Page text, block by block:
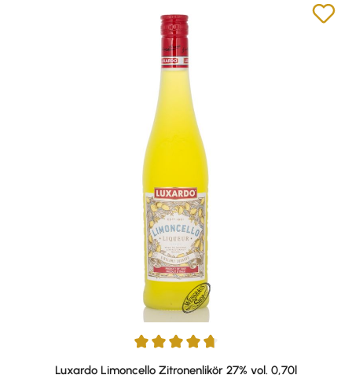
Durchschnittliche Bewertung von 4.75 von 5 Sternen
Luxardo Limoncello Zitronenlikör 27% vol. 0,70l